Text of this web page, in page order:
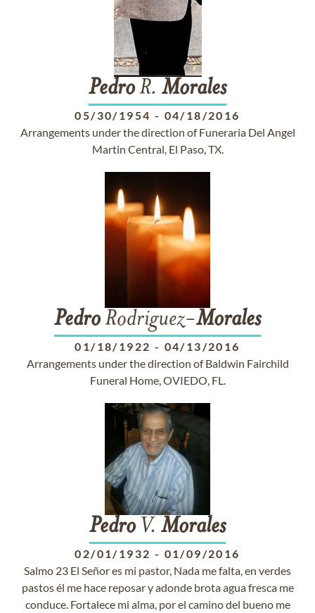
PedroR. Morales
05/30/1954 - 04/18/2016
Arrangements under the direction of Funeraria Del Angel
Martin Central, El Paso, TX.
PedroRodriguez-Morales
01/18/1922 - 04/13/2016
Arrangements under the direction of Baldwin Fairchild
Funeral Home, OVIEDO, FL.
PedroV. Morales
02/01/1932 - 01/09/2016
Salmo 23 El Señor es mi pastor, Nada me falta, en verdes
pastos él me hace reposar y adonde brota agua fresca me
conduce. Fortalece mi alma, por el camino del bueno me